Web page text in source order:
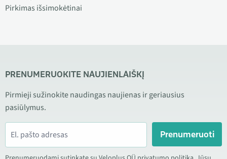
Pirkimas išsimokėtinai
PRENUMERUOKITE NAUJIENLAIŠKĮ
Pirmieji sužinokite naudingas naujienas ir geriausius
pasiūlymus.
Prenumeruoti